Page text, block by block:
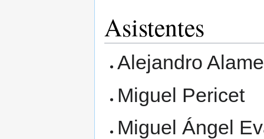
Asistentes
Alejandro
Miguel Pericet
Miguel Ángel